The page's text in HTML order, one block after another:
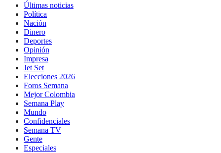
Últimas noticias
Política
Nación
Dinero
Deportes
Opinión
Impresa
Jet Set
Elecciones 2026
Foros Semana
Mejor Colombia
Semana Play
Mundo
Confidenciales
Semana TV
Gente
Especiales